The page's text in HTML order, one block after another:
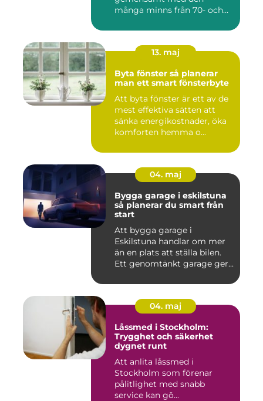
många minns från 70- och
13. maj
Byta fönster så planerar
man ett smart fönsterbyte
Att byta fönster är ett av de
mest effektiva sätten att
sänka energikostnader, öka
komforten hemma o...
04. maj
Bygga garage i eskilstuna
så planerar du smart från
start
Att bygga garage i
Eskilstuna handlar om mer
än en plats att ställa bilen.
Ett genomtänkt garage ger...
04. maj
Låssmed i Stockholm:
Trygghet och säkerhet
dygnet runt
Att anlita låssmed i
Stockholm som förenar
pålitlighet med snabb
service kan gö...